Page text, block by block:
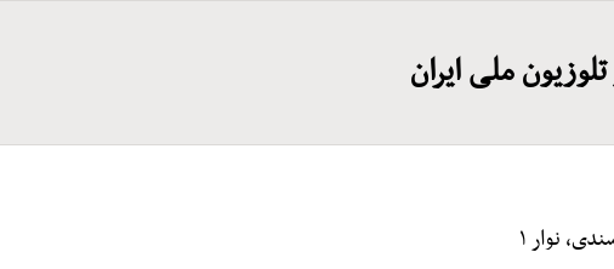
ملی ایران
نوار ۱